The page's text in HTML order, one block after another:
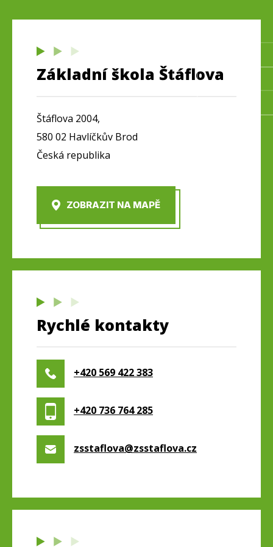
Základní škola Štáflova
Štáflova 2004,
580 02 Havlíčkův Brod
Česká republika
ZOBRAZIT NA MAPĚ
Rychlé kontakty
+420 569 422 383
+420 736 764 285
zsstaflova@zsstaflova.cz